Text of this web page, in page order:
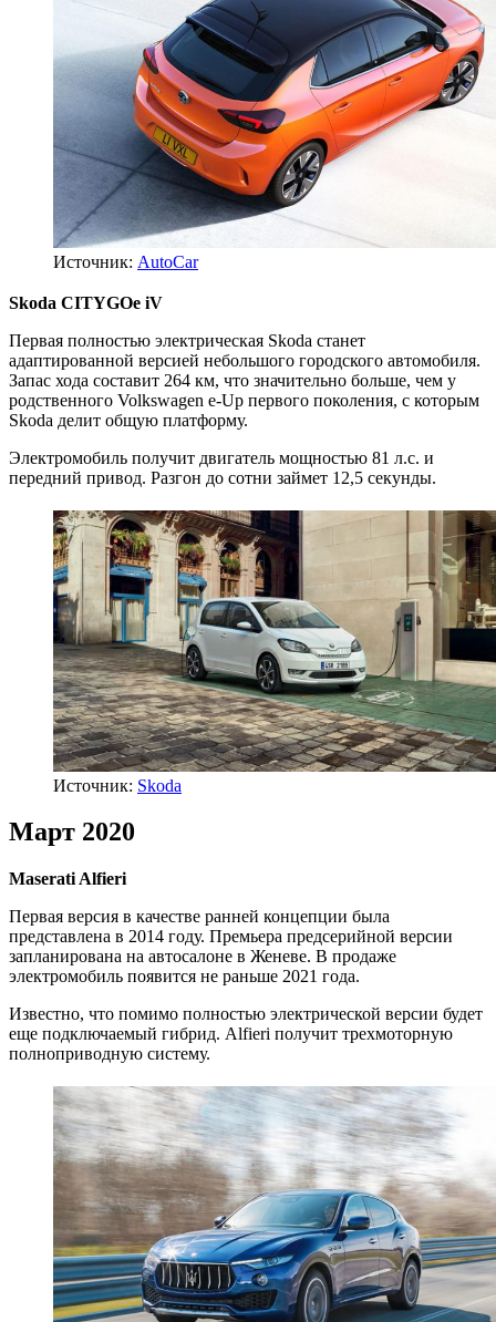
Источник: AutoCar
Skoda CITYGOe iV
Первая полностью электрическая Skoda станет
адаптированной версией небольшого городского автомобиля.
Запас хода составит 264 км, что значительно больше, чем у
родственного Volkswagen e-Up первого поколения, с которым
Skoda делит общую платформу.
Электромобиль получит двигатель мощностью 81 л.с. и
передний привод. Разгон до сотни займет 12,5 секунды.
Источник: Skoda
Март 2020
Maserati Alfieri
Первая версия в качестве ранней концепции была
представлена в 2014 году. Премьера предсерийной версии
запланирована на автосалоне в Женеве. В продаже
электромобиль появится не раньше 2021 года.
Известно, что помимо полностью электрической версии будет
еще подключаемый гибрид. Alfieri получит трехмоторную
полноприводную систему.